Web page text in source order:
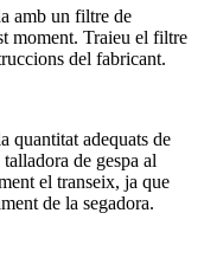
amb un filtre de
moment. Traieu el filtre
del fabricant.
quantitat adequats de
de gespa al
el transeix, ja que
de la segadora.